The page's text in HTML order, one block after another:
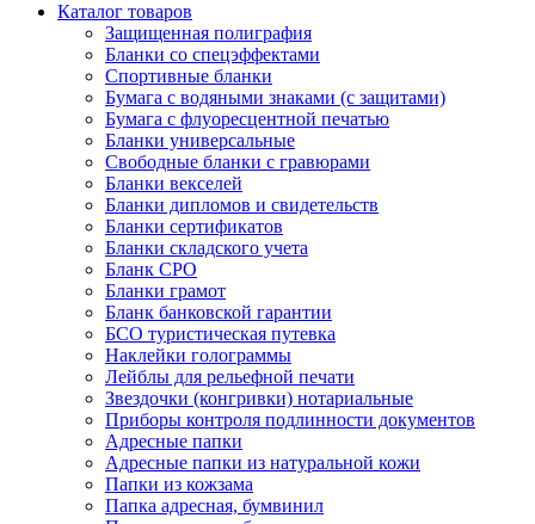
Каталог товаров
Защищенная полиграфия
Бланки со спецэффектами
Спортивные бланки
Бумага с водяными знаками (с защитами)
Бумага с флуоресцентной печатью
Бланки универсальные
Свободные бланки с гравюрами
Бланки векселей
Бланки дипломов и свидетельств
Бланки сертификатов
Бланки складского учета
Бланк СРО
Бланки грамот
Бланк банковской гарантии
БСО туристическая путевка
Наклейки голограммы
Лейблы для рельефной печати
Звездочки (конгривки) нотариальные
Приборы контроля подлинности документов
Адресные папки
Адресные папки из натуральной кожи
Папки из кожзама
Папка адресная, бумвинил